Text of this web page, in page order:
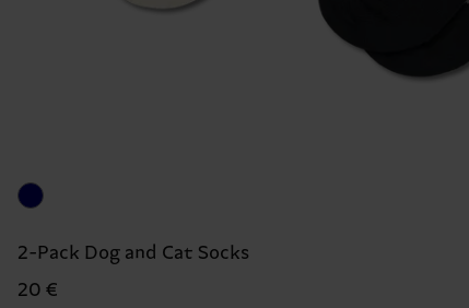
2-Pack Dog and Cat Socks
20 €